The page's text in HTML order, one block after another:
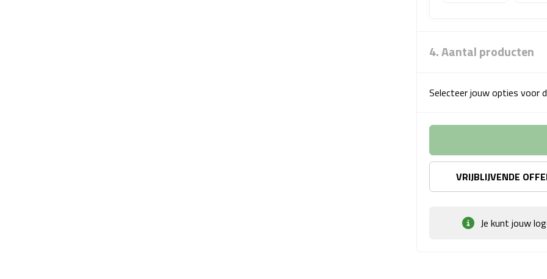
4. Aantal producten
Selecteer jouw opties voor
VRIJBLIJVENDE
Je kunt jouw